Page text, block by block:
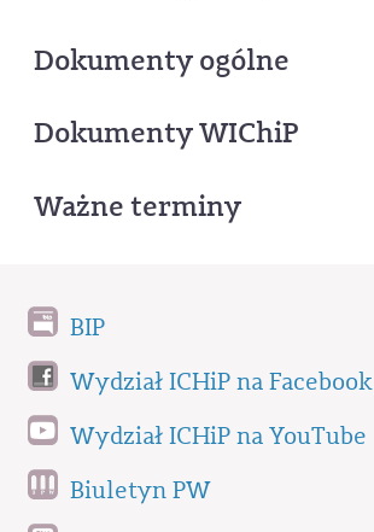
Dokumenty ogólne
Dokumenty WIChiP
Ważne terminy
BIP
Wydział ICHiP na Facebook
Wydział ICHiP na YouTube
Biuletyn PW